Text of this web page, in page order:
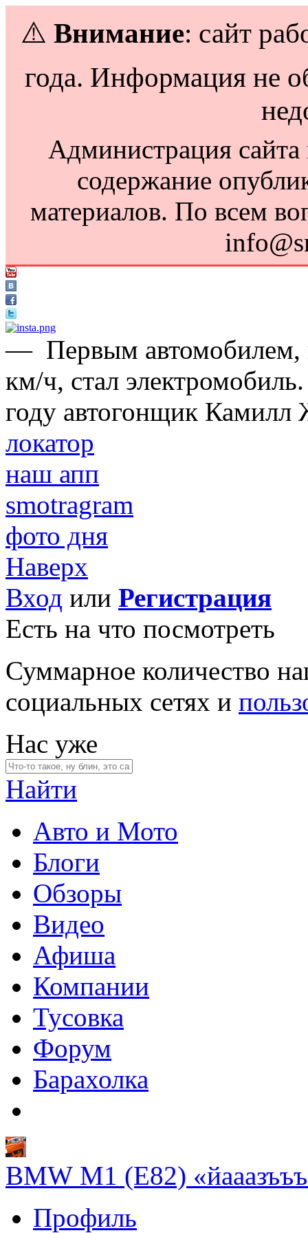
⚠️ Внимание: сайт
года. Информация не
Администрация сайта
содержание
материалов. По всем
— Первым
км/ч, стал
году автогонщик Камилл
локатор
наш апп
smotragram
фото дня
Наверх
Вход или Регистрация
Есть на что посмотреть
Суммарное количество
социальных сетях и
Нас уже
Найти
Авто и Мото
Блоги
Обзоры
Видео
Афиша
Компании
Тусовка
Форум
Барахолка
BMW M1 (E82)
Профиль